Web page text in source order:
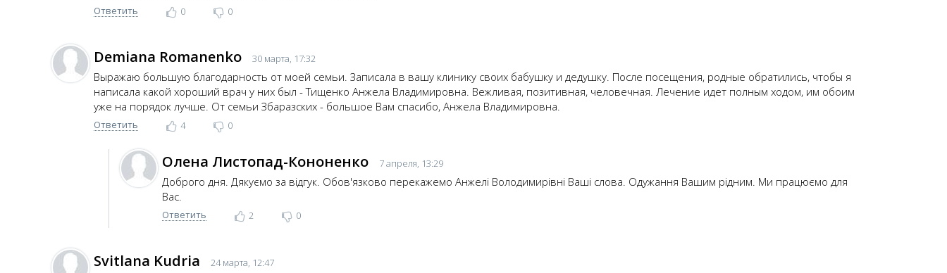
Ответить 0 0
Demiana Romanenko 30 марта, 17:32
Выражаю большую благодарность от моей семьи. Записала в вашу клинику своих бабушку и дедушку. После посещения, родные обратились, чтобы я
написала какой хороший врач у них был - Тищенко Анжела Владимировна. Вежливая, позитивная, человечная. Лечение идет полным ходом, им обоим
уже на порядок лучше. От семьи Збаразских - большое Вам спасибо, Анжела Владимировна.
Ответить 4 0
Олена Листопад-Кононенко 7 апреля, 13:29
Доброго дня. Дякуємо за відгук. Обов'язково перекажемо Анжелі Володимирівні Ваші слова. Одужання Вашим рідним. Ми працюємо для
Вас.
Ответить 2 0
Svitlana Kudria 24 марта, 12:47